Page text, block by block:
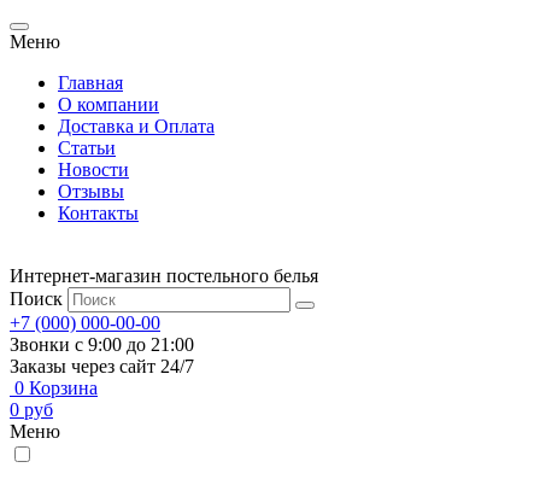
Меню
Главная
О компании
Доставка и Оплата
Статьи
Новости
Отзывы
Контакты
Интернет-магазин постельного белья
Поиск
+7 (000) 000-00-00
Звонки с 9:00 до 21:00
Заказы через сайт 24/7
0 Корзина
0 руб
Меню